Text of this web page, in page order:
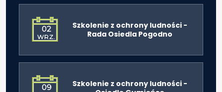
02
WRZ.
Szkolenie z ochrony ludności -
Rada Osiedla Pogodno
09
Szkolenie z ochrony ludności -